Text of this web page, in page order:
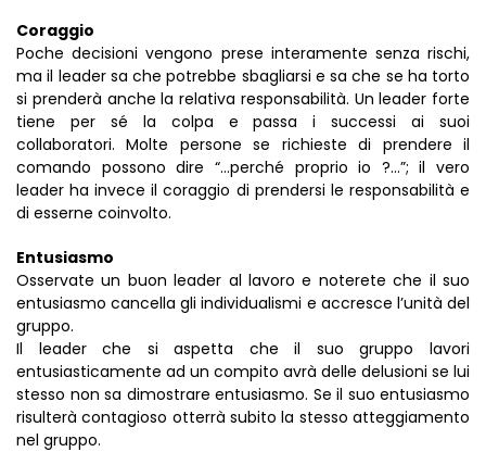
Coraggio
Poche decisioni vengono prese interamente senza rischi,
ma il leader sa che potrebbe sbagliarsi e sa che se ha torto
si prenderà anche la relativa responsabilità. Un leader forte
tiene per sé la colpa e passa i successi ai suoi
collaboratori. Molte persone se richieste di prendere il
comando possono dire “…perché proprio io ?…”; il vero
leader ha invece il coraggio di prendersi le responsabilità e
di esserne coinvolto.
Entusiasmo
Osservate un buon leader al lavoro e noterete che il suo
entusiasmo cancella gli individualismi e accresce l’unità del
gruppo.
Il leader che si aspetta che il suo gruppo lavori
entusiasticamente ad un compito avrà delle delusioni se lui
stesso non sa dimostrare entusiasmo. Se il suo entusiasmo
risulterà contagioso otterrà subito la stesso atteggiamento
nel gruppo.